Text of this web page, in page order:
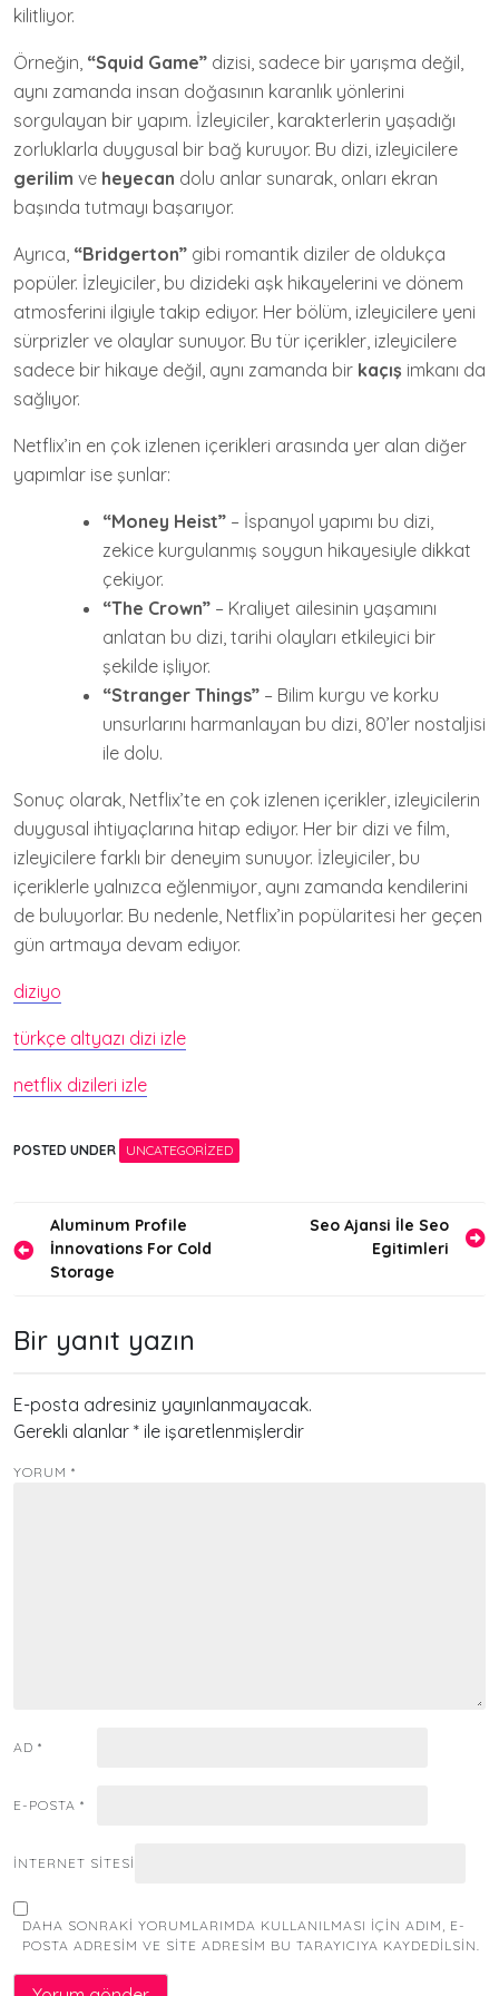
kilitliyor.
Örneğin, “Squid Game” dizisi, sadece bir yarışma değil,
aynı zamanda insan doğasının karanlık yönlerini
sorgulayan bir yapım. İzleyiciler, karakterlerin yaşadığı
zorluklarla duygusal bir bağ kuruyor. Bu dizi, izleyicilere
gerilim ve heyecan dolu anlar sunarak, onları ekran
başında tutmayı başarıyor.
Ayrıca, “Bridgerton” gibi romantik diziler de oldukça
popüler. İzleyiciler, bu dizideki aşk hikayelerini ve dönem
atmosferini ilgiyle takip ediyor. Her bölüm, izleyicilere yeni
sürprizler ve olaylar sunuyor. Bu tür içerikler, izleyicilere
sadece bir hikaye değil, aynı zamanda bir kaçış imkanı da
sağlıyor.
Netflix’in en çok izlenen içerikleri arasında yer alan diğer
yapımlar ise şunlar:
“Money Heist” – İspanyol yapımı bu dizi,
zekice kurgulanmış soygun hikayesiyle dikkat
çekiyor.
“The Crown” – Kraliyet ailesinin yaşamını
anlatan bu dizi, tarihi olayları etkileyici bir
şekilde işliyor.
“Stranger Things” – Bilim kurgu ve korku
unsurlarını harmanlayan bu dizi, 80’ler nostaljisi
ile dolu.
Sonuç olarak, Netflix’te en çok izlenen içerikler, izleyicilerin
duygusal ihtiyaçlarına hitap ediyor. Her bir dizi ve film,
izleyicilere farklı bir deneyim sunuyor. İzleyiciler, bu
içeriklerle yalnızca eğlenmiyor, aynı zamanda kendilerini
de buluyorlar. Bu nedenle, Netflix’in popülaritesi her geçen
gün artmaya devam ediyor.
diziyo
türkçe altyazı dizi izle
netflix dizileri izle
POSTED UNDER UNCATEGORIZED
Yazı
gezinmesi
Aluminum Profile
İnnovations For Cold
Storage
Seo Ajansi İle Seo
Egitimleri
Bir yanıt yazın
E-posta adresiniz yayınlanmayacak.
Gerekli alanlar * ile işaretlenmişlerdir
YORUM *
AD *
E-POSTA *
İNTERNET SITESI
DAHA SONRAKI YORUMLARIMDA KULLANILMASI IÇIN ADIM, E-
POSTA ADRESIM VE SITE ADRESIM BU TARAYICIYA KAYDEDILSIN.